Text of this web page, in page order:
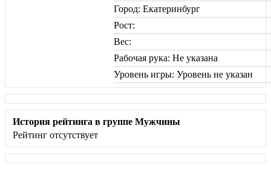
Город: Екатеринбург
Рост:
Вес:
Рабочая рука: Не указана
Уровень игры: Уровень не указан
История рейтинга в группе Мужчины
Рейтинг отсутствует